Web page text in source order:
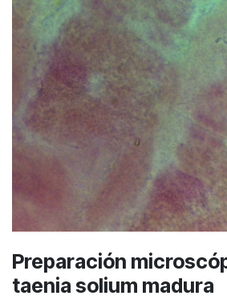
Preparación
taenia solium madura